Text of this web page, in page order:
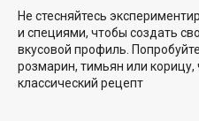
Не стесняйтесь
и специями, чтобы создать
вкусовой профиль.
розмарин, тимьян или корицу,
классический рецепт